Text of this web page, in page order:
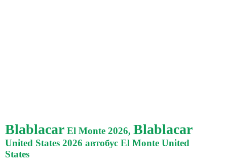
Blablacar El Monte 2026, Blablacar
United States 2026 автобус El Monte United
States